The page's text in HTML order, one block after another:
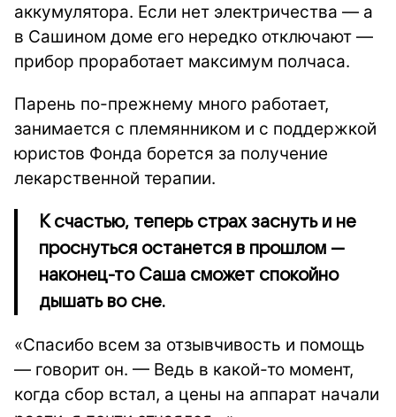
аккумулятора. Если нет электричества — а
в Сашином доме его нередко отключают —
прибор проработает максимум полчаса.
Парень по-прежнему много работает,
занимается с племянником и с поддержкой
юристов Фонда борется за получение
лекарственной терапии.
К счастью, теперь страх заснуть и не
проснуться останется в прошлом —
наконец-то Саша сможет спокойно
дышать во сне.
«Спасибо всем за отзывчивость и помощь
— говорит он. — Ведь в какой-то момент,
когда сбор встал, а цены на аппарат начали